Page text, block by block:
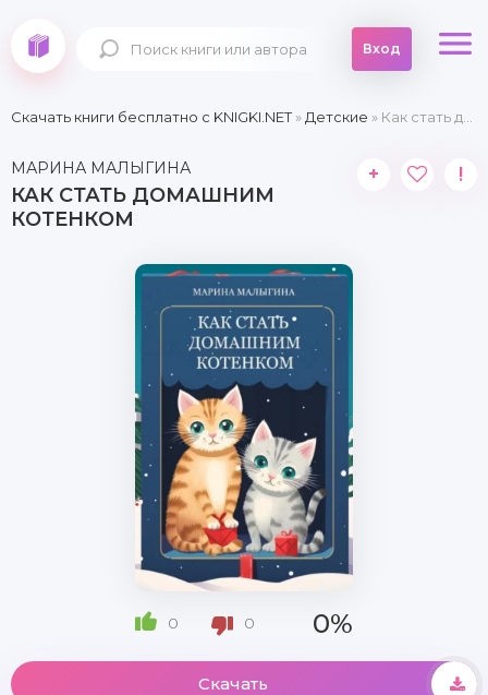
Вход
Скачать книги бесплатно c KNIGKI.NET» Детские » Как стать домашним котенком
МАРИНА МАЛЫГИНА
КАК СТАТЬ ДОМАШНИМ
КОТЕНКОМ
+ !
0 0 0%
Скачать